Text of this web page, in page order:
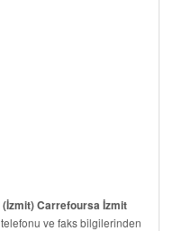
Carrefoursa İzmit
ve faks bilgilerinden